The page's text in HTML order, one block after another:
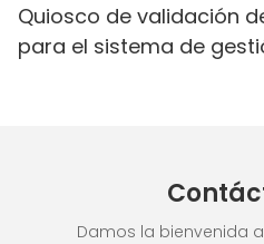
Quiosco de validación
para el sistema de
Damos la bienvenida